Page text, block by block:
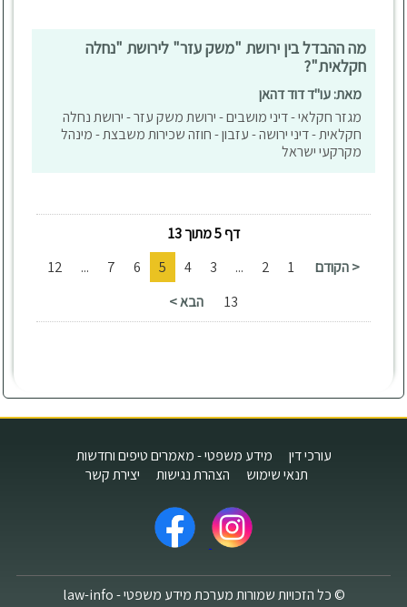
מה ההבדל בין ירושת "משק עזר" לירושת "נחלה
חקלאית"?
מאת: עו"ד דוד דהאן
מגזר חקלאי - דיני מושבים - ירושת משק עזר - ירושת נחלה
חקלאית - דיני ירושה - עזבון - חוזה שכירות משבצת - מינהל
מקרקעי ישראל
דף 5 מתוך 13
< הקודם
1
2
...
3
4
5
6
7
...
12
13
הבא >
עורכי דין
מידע משפטי - מאמרים טיפים וחדשות
תנאי שימוש
הצהרת נגישות יצירת קשר
© כל הזכויות שמורות מערכת מידע משפטי - law-info